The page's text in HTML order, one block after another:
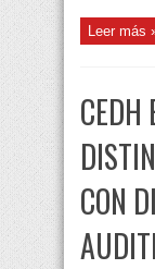
Leer más
CEDH
CON